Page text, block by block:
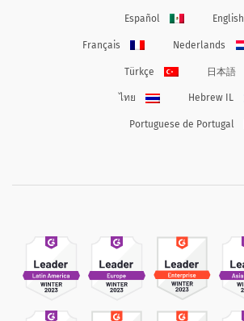
English
Español
Nederlands
Français
日本語
Türkçe
Hebrew IL
ไทย
Portuguese de Portugal